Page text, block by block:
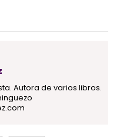
Autora de varios libros.